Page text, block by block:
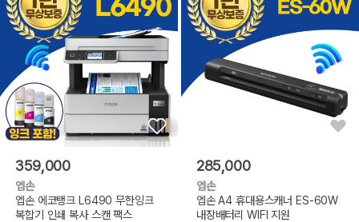
359,000
엡손
엡손 에코탱크 L6490 무한잉크
복합기 인쇄 복사 스캔 팩스
285,000
엡손
엡손 A4 휴대용스캐너 ES-60W
내장배터리 WIFI 지원